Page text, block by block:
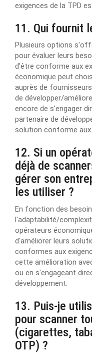
exigences de la TPD
11. Qui fournit
Plusieurs options
pour évaluer leurs
d’être conforme aux
économique peut
auprès de
de développer/
encore de s'engager
partenaire de
solution conforme aux
12. Si un
déjà de
gérer son
les utiliser ?
En fonction des
l'adaptabilité/
opérateurs
d'améliorer leurs
conformes aux
cette amélioration
ou en s'engageant
développement.
13. Puis-je
pour scanner
(cigarettes,
OTP) ?